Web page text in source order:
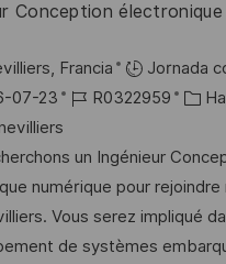
Conception électronique
Francia
Jornada
07-23
I
d
e
e
m
R0322959
C
t
e
g
o
un Ingénieur
numérique pour
Vous serez impliqué
de systèmes